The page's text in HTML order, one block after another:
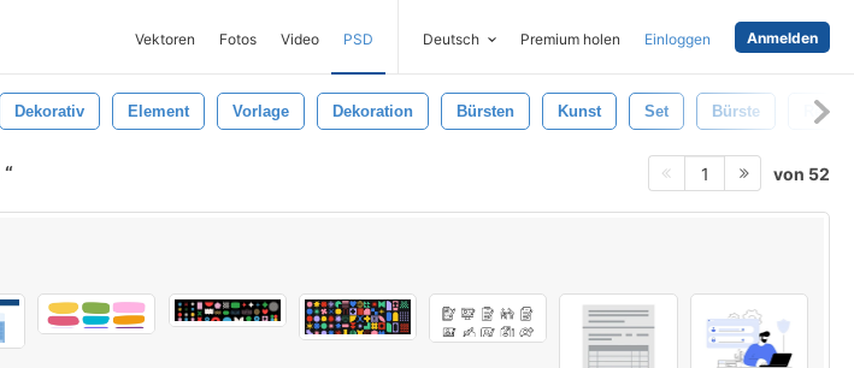
Vektoren Fotos Video PSD Deutsch Premium holen Einloggen Anmelden
Dekorativ Element Vorlage Dekoration Bürsten Kunst Set Bürste Retro
1 von 52